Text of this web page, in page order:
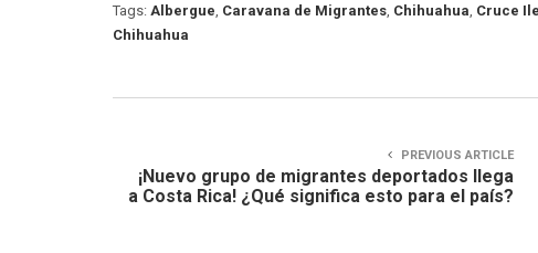
Tags: Albergue Caravana de Migrantes Chihuahua Cruce
Chihuahua
PREVIOUS ARTICLE
¡Nuevo grupo de migrantes deportados llega
a Costa Rica! ¿Qué significa esto para el país?